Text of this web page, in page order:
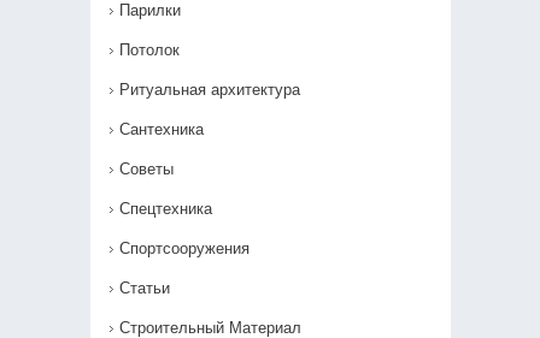
Парилки
Потолок
Ритуальная архитектура
Сантехника
Советы
Спецтехника
Спортсооружения
Статьи
Строительный Материал